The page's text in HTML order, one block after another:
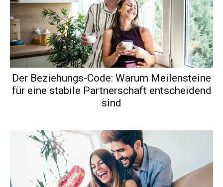
Der Beziehungs-Code: Warum Meilensteine
für eine stabile Partnerschaft entscheidend
sind